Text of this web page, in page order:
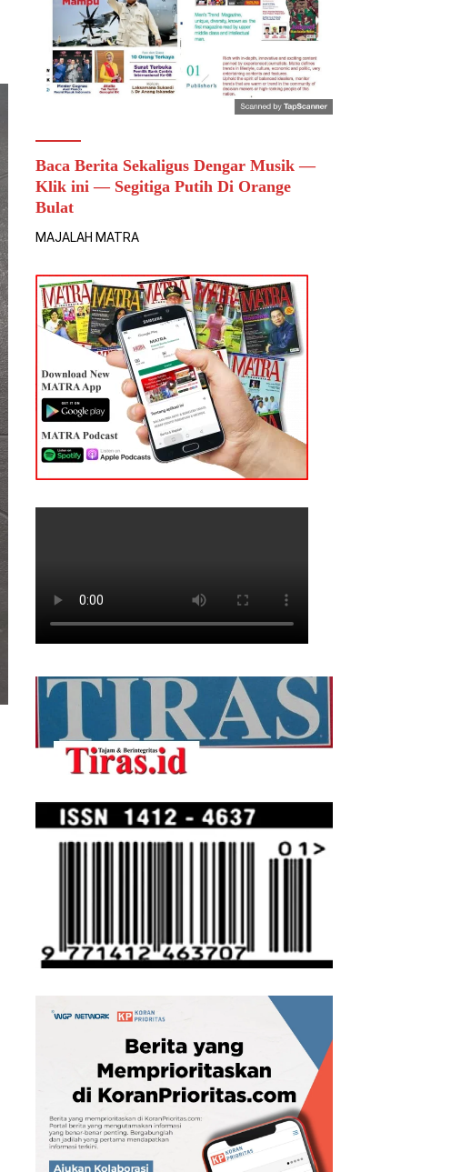
Baca Berita Sekaligus Dengar Musik —
Klik ini — Segitiga Putih Di Orange
Bulat
MAJALAH MATRA